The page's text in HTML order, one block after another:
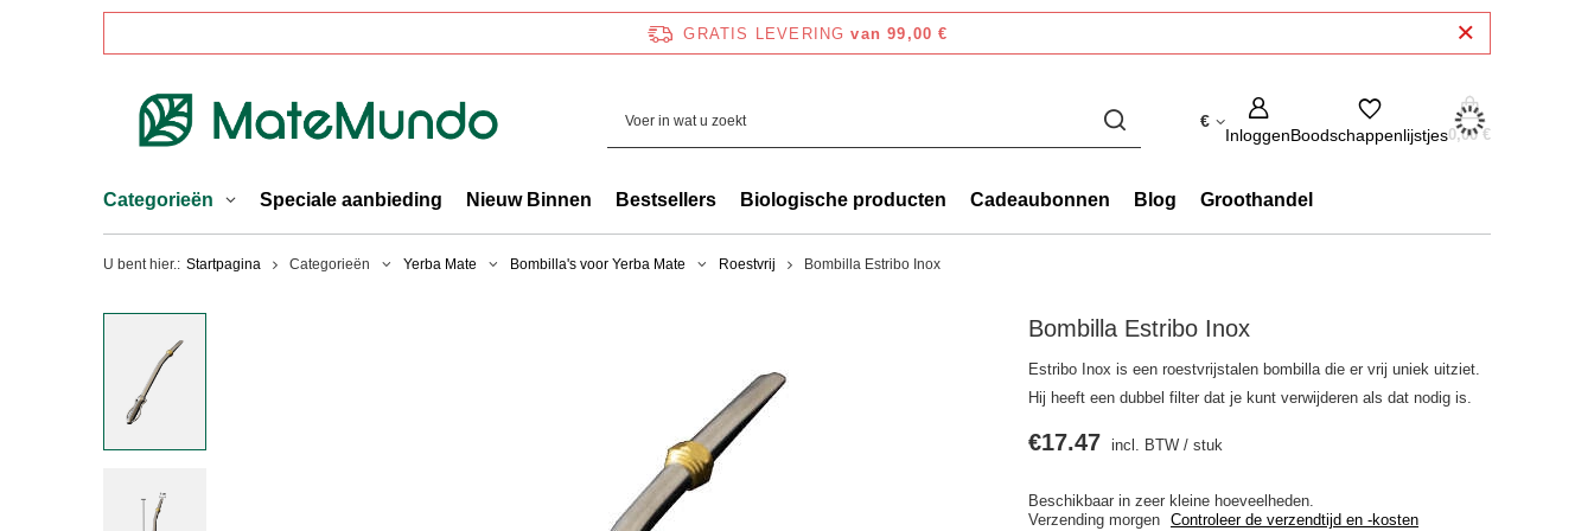
GRATIS LEVERING van 99,00 €
€
InloggenBoodschappenlijstjes0,00 €
Categorieën Speciale aanbieding Nieuw Binnen Bestsellers Biologische producten Cadeaubonnen Blog Groothandel
U bent hier.: Startpagina Categorieën Yerba Mate Bombilla's voor Yerba Mate Roestvrij Bombilla Estribo Inox
Bombilla Estribo Inox
Estribo Inox is een roestvrijstalen bombilla die er vrij uniek uitziet.
Hij heeft een dubbel filter dat je kunt verwijderen als dat nodig is.
Beschikbaar in zeer kleine hoeveelheden
Verzendingmorgen Controleer de verzendtijd en -kosten
€17.47 incl. BTW /stuk